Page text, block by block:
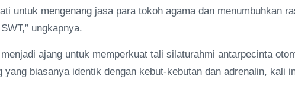
untuk mengenang jasa para tokoh agama dan menumbuhkan
ungkapnya.
ajang untuk memperkuat tali silaturahmi antarpecinta
biasanya identik dengan kebut-kebutan dan adrenalin, kali